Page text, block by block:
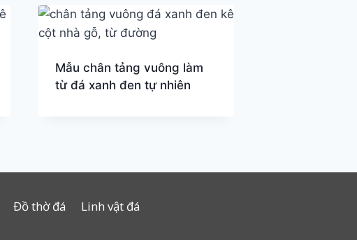
Mẫu chân tảng vuông làm
từ đá xanh đen tự nhiên
Đồ thờ đá Linh vật đá